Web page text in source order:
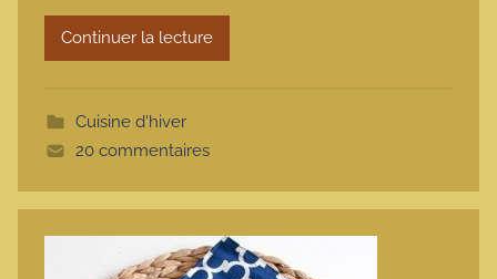
r
Continuer la lecture
Cuisine d'hiver
20 commentaires